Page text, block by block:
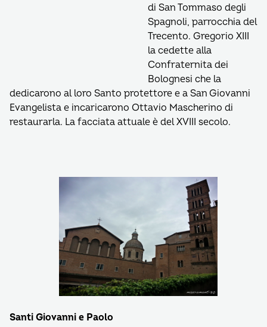
di San Tommaso degli
Spagnoli, parrocchia del
Trecento. Gregorio XIII
la cedette alla
Confraternita dei
Bolognesi che la
dedicarono al loro Santo protettore e a San Giovanni
Evangelista e incaricarono Ottavio Mascherino di
restaurarla. La facciata attuale è del XVIII secolo.
Santi Giovanni e Paolo